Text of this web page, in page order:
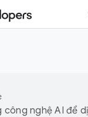
công nghệ AI để